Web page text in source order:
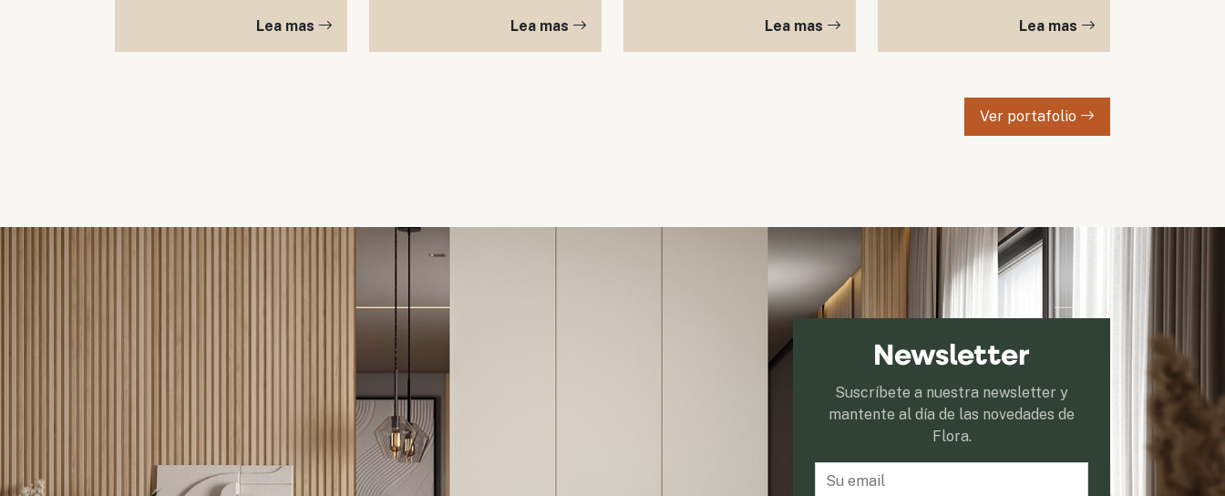
Lea mas
Lea mas
Lea mas
fabricadas a medida. Las
estanterías son la mejor
Lea mas
Ver portafolio
Newsletter
Suscríbete a nuestra newsletter y
mantente al día de las novedades de
Flora.